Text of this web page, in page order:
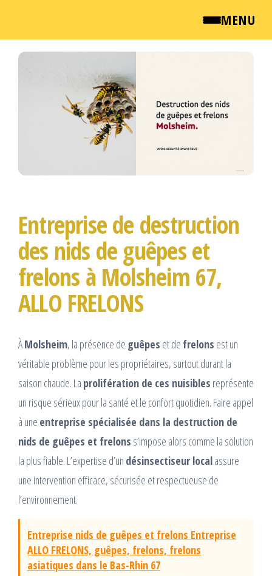
MENU
QUI SOMMES NOUS ?
NEWSROOM
Passer
Entreprise de destruction
des nids de guêpes et
frelons à Molsheim 67,
ALLO FRELONS
ÀMolsheim, la présence de guêpes et de frelons est un
véritable problème pour les propriétaires, surtout durant la
saison chaude. La prolifération de ces nuisibles représente
un risque sérieux pour la santé et le confort quotidien. Faire appel
à une entreprise spécialisée dans la destruction de
nids de guêpes et frelons s’impose alors comme la solution
la plus fiable. L’expertise d’un désinsectiseur localassure
une intervention efficace, sécurisée et respectueuse de
l’environnement.
Entreprise nids de guêpes et frelons Entreprise
ALLO FRELONS, guêpes, frelons, frelons
asiatiques dans le Bas-Rhin 67